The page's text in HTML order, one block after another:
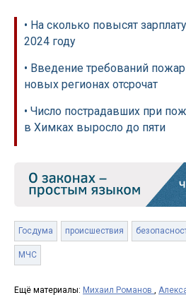
• На сколько повысят
2024 году
• Введение требований
новых регионах отсрочат
• Число пострадавших при
в Химках выросло до пяти
Госдума происшествия
МЧС
Ещё материалы: Михаил Романов ,